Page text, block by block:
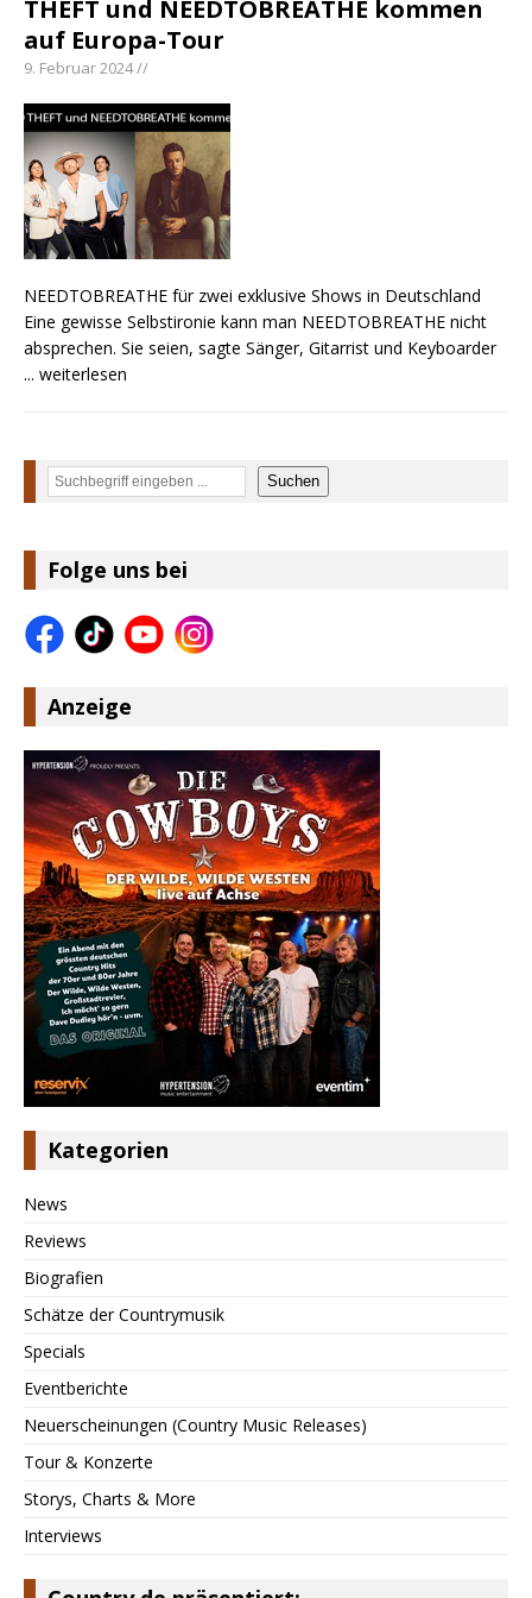
pez veröffentlicht neue Single „Late Night
Talks“ – eine Hymne auf unvergessliche
Randy Travis veröffentlicht mit „I Don’t Care“
einen weiteren Schatz aus dem Archiv
Ben Gallaher kehrt zu seinen Wurzeln zurück –
„Taylor Gold“ zeigt die Kraft der Akustik
THEFT und NEEDTOBREATHE kommen
auf Europa-Tour
9. Februar 2024 //
NEEDTOBREATHE für zwei exklusive Shows in Deutschland
Eine gewisse Selbstironie kann man NEEDTOBREATHE nicht
absprechen. Sie seien, sagte Sänger, Gitarrist und Keyboarder
... weiterlesen
Suchen Suchen
Folge uns bei
Anzeige
Kategorien
News
Reviews
Biografien
Schätze der Countrymusik
Specials
Eventberichte
Neuerscheinungen (Country Music Releases)
Tour & Konzerte
Storys, Charts & More
Interviews